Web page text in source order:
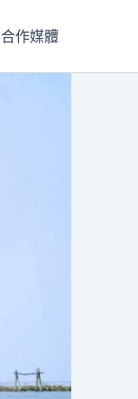
合作媒體